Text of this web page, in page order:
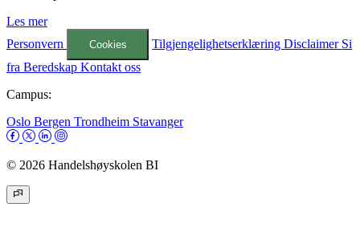
Les mer
Personvern
Cookies TilgjengelighetserklæringDisclaimer Si
fra Beredskap Kontakt oss
Campus:
Oslo Bergen Trondheim Stavanger
© 2026 Handelshøyskolen BI